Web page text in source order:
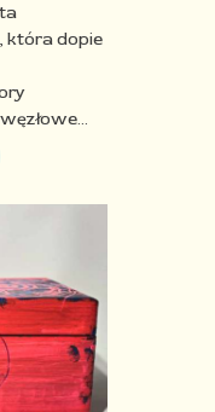
któradopie
…